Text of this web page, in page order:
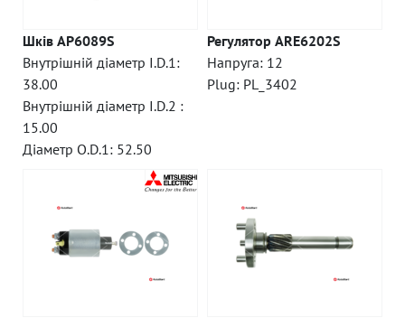
Шків AP6089S
Внутрішній діаметр I.D.1:
38.00
Внутрішній діаметр I.D.2 :
15.00
Діаметр O.D.1: 52.50
Регулятор ARE6202S
Напруга: 12
Plug: PL_3402